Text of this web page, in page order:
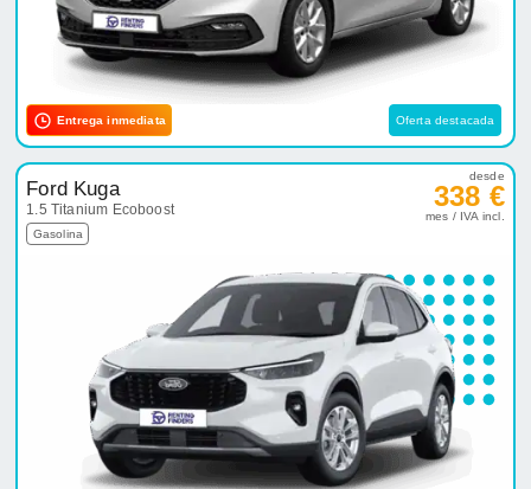
Entrega inmediata Oferta destacada
Ford Kuga
1.5 Titanium Ecoboost
Gasolina
desde
338 €
mes / IVA incl.